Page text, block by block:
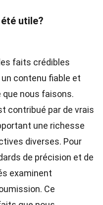
utile?
faits crédibles
contenu fiable et
nous faisons.
contribué par de vrais
une richesse
diverses. Pour
de précision et de
examinent
Ce